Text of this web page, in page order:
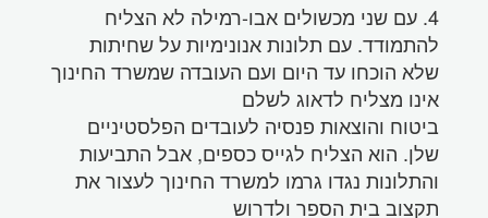
4. עם שני מכשולים אבו-רמילה לא הצליח
להתמודד. עם תלונות אנונימיות על שחיתות
שלא הוכחו עד היום ועם העובדה שמשרד החינוך
אינו מצליח לדאוג לשלם
ביטוח והוצאות פנסיה לעובדים הפלסטיניים
שלן. הוא הצליח לגייס כספים, אבל התביעות
והתלונות נגדו גרמו למשרד החינוך לעצור את
תקצוב בית הספר ולדרוש